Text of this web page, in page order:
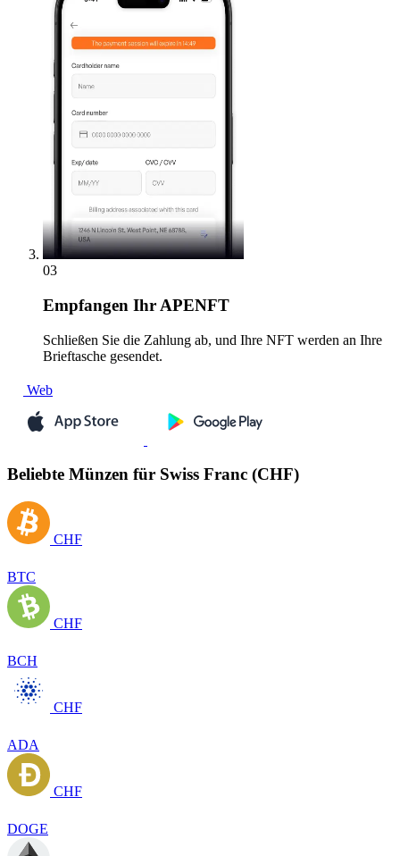
03
Empfangen Ihr APENFT
Schließen Sie die Zahlung ab, und Ihre NFT werden an Ihre
Brieftasche gesendet.
Web
Beliebte Münzen für Swiss Franc (CHF)
CHF
BTC
CHF
BCH
CHF
ADA
CHF
DOGE